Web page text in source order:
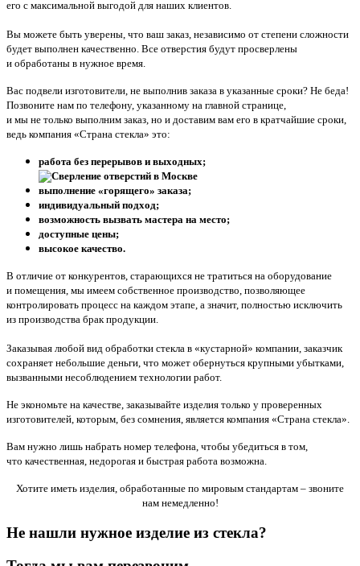
его с максимальной выгодой для наших клиентов.
Вы можете быть уверены, что ваш заказ, независимо от степени сложности
будет выполнен качественно. Все отверстия будут просверлены
и обработаны в нужное время.
Вас подвели изготовители, не выполнив заказа в указанные сроки? Не беда!
Позвоните нам по телефону, указанному на главной странице,
и мы не только выполним заказ, но и доставим вам его в кратчайшие сроки,
ведь компания «Страна стекла» это:
работа без перерывов и выходных;
выполнение «горящего» заказа;
индивидуальный подход;
возможность вызвать мастера на место;
доступные цены;
высокое качество.
В отличие от конкурентов, старающихся не тратиться на оборудование
и помещения, мы имеем собственное производство, позволяющее
контролировать процесс на каждом этапе, а значит, полностью исключить
из производства брак продукции.
Заказывая любой вид обработки стекла в «кустарной» компании, заказчик
сохраняет небольшие деньги, что может обернуться крупными убытками,
вызванными несоблюдением технологии работ.
Не экономьте на качестве, заказывайте изделия только у проверенных
изготовителей, которым, без сомнения, является компания «Страна стекла».
Вам нужно лишь набрать номер телефона, чтобы убедиться в том,
что качественная, недорогая и быстрая работа возможна.
Хотите иметь изделия, обработанные по мировым стандартам – звоните
нам немедленно!
Не нашли нужное изделие из стекла?